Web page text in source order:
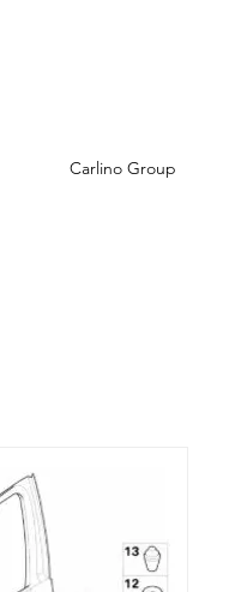
Carlino Group